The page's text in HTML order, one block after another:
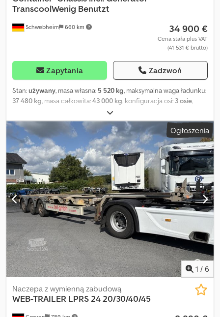
Schwebheim 660 km
TranscoolWenig Benutzt
34 900 €
Cena stała plus VAT
(41 531 € brutto)
Zapytania Zadzwoń
Stan:używany, masa własna: 5 520 kg, maksymalna waga ładunku:
37 480 kg, masa całkowita:43 000 kg, konfiguracja osi: 3 osie,
, następna inspekcja (TÜV):
zawieszenie:powietrze, rozmiar opony:385/55 R22,5 160K, kolor:
, typ przekładni: inny , rozmiar przedniej opony:
385/55 R22,5
160K, rozmiar tylnej opony:385/55 R22,5 160K, kabin kierowcy:
inny, klasa emisji:brak, Wyposażenie:ABS, hamulec
pneumatyczny, 1 x kontener 20-stopowy lub 2 x kontener 20-
stopowy lub 1 x kontener 40-stopowy, środkowy i tylny wysuw,
agregat prądotwórczy Transcool montowany pod podwoziem ST
16, moc generatora do 19,2 kW, silnik Kubota Diesel 1703 BG,
zbiornik paliwa 160 litrów, -- zastrzegamy sobie prawo do błędów
drukarskich, pomyłek i zmian, zdjęcia poglądowe --, więcej
informacji pod adresem: !, Więcej szczegółów: ! Dksdpfx Abjzqftus
Sjr
Ogłoszenia
1 / 6
Naczepa z wymienną zabudową
WEB-TRAILER LPRS 24 20/30/40/45